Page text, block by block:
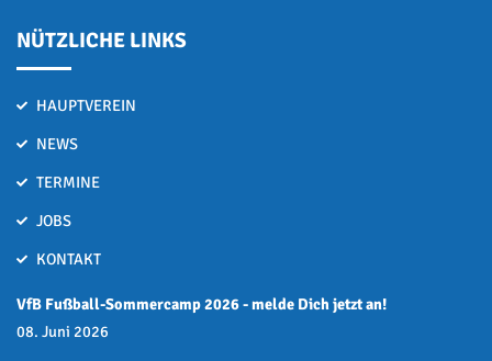
NÜTZLICHE LINKS
HAUPTVEREIN
NEWS
TERMINE
JOBS
KONTAKT
VfB Fußball-Sommercamp 2026 - melde Dich jetzt an!
08. Juni 2026